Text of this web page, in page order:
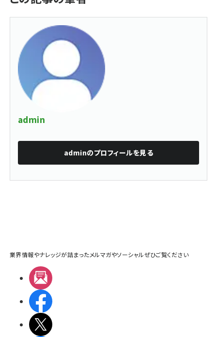
admin
adminのプロフィールを見る
業界情報やナレッジが詰まったメルマガやソーシャルぜひご覧ください